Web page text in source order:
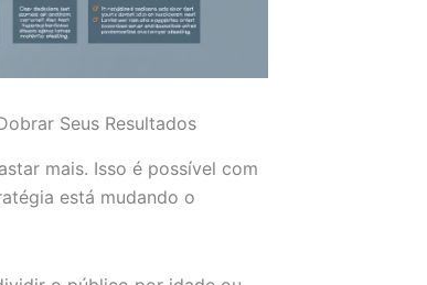
Seus Resultados
mais. Isso é possível com
está mudando o